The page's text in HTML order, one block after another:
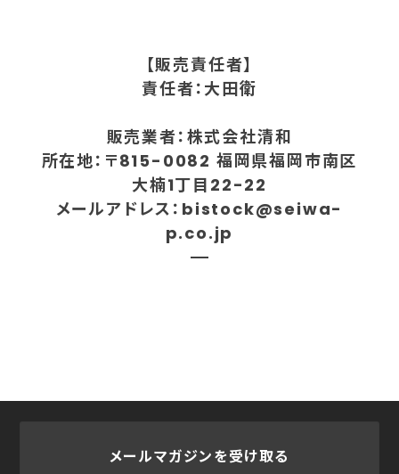
【販売責任者】
責任者：大田衛
販売業者：株式会社清和
所在地：〒815-0082 福岡県福岡市南区
大楠1丁目22-22
メールアドレス： bistock@seiwa-
p.co.jp
メールマガジンを受け取る